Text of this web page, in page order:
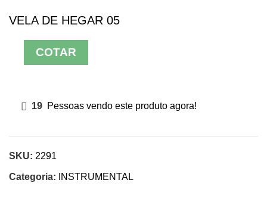
VELA DE HEGAR 05
COTAR
19 Pessoas vendo este produto agora!
SKU: 2291
Categoria: INSTRUMENTAL